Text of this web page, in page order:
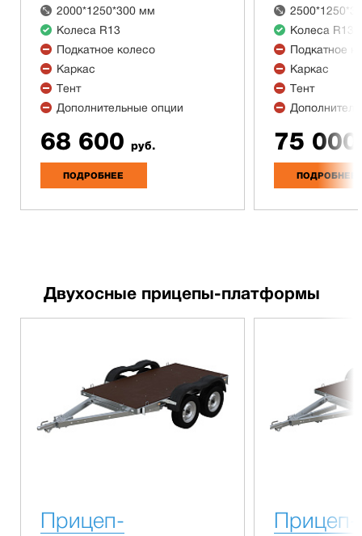
2000*1250*300 мм
Колеса R13
Подкатное колесо
Каркас
Тент
Дополнительные опции
68 600 руб.
ПОДРОБНЕЕ
Колеса R13
Подкатное
Каркас
Тент
75 000
ПОДРОБНЕЕ
Двухосные прицепы-платформы
Прицеп-
Прицеп-